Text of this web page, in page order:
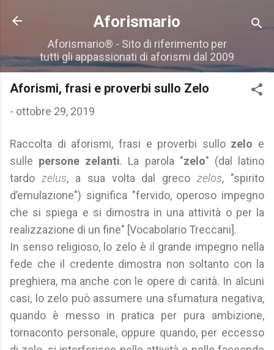
Passa ai contenuti principali
Aforismario
Aforismario® - Sito di riferimento per
tutti gli appassionati di aforismi dal 2009
Aforismi, frasi e proverbi sullo Zelo
- ottobre 29, 2019
Raccolta di aforismi, frasi e proverbi sullo zelo e
sulle persone zelanti. La parola "zelo" (dal latino
tardo zelus, a sua volta dal grecozelos, "spirito
d’emulazione") significa "fervido, operoso impegno
che si spiega e si dimostra in una attività o per la
realizzazione di un fine" [Vocabolario Treccani].
In senso religioso, lo zelo è il grande impegno nella
fede che il credente dimostra non soltanto con la
preghiera, ma anche con le opere di carità. In alcuni
casi, lo zelo può assumere una sfumatura negativa,
quando è messo in pratica per pura ambizione,
tornaconto personale, oppure quando, per eccesso